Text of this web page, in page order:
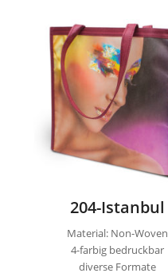
204-Istanbul
Material: Non-Woven
4-farbig bedruckbar
diverse Formate